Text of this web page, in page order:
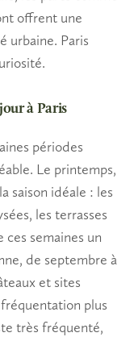
offrent une
urbaine. Paris
à Paris
périodes
Le printemps,
saison idéale : les
les terrasses
semaines un
de septembre à
et sites
plus
très fréquenté,